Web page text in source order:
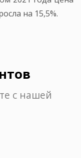
на 15,5%.
с нашей